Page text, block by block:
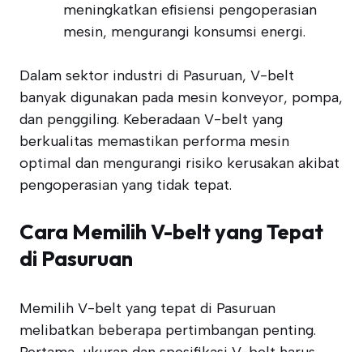
meningkatkan efisiensi pengoperasian
mesin, mengurangi konsumsi energi.
Dalam sektor industri di Pasuruan, V-belt
banyak digunakan pada mesin konveyor, pompa,
dan penggiling. Keberadaan V-belt yang
berkualitas memastikan performa mesin
optimal dan mengurangi risiko kerusakan akibat
pengoperasian yang tidak tepat.
Cara Memilih V-belt yang Tepat
di Pasuruan
Memilih V-belt yang tepat di Pasuruan
melibatkan beberapa pertimbangan penting.